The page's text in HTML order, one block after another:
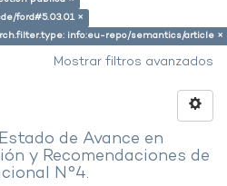
ford#5.03.01 ×
info:eu-repo/semantics/article ×
Mostrar filtros avanzados
de Avance en
y Recomendaciones de
N°4.